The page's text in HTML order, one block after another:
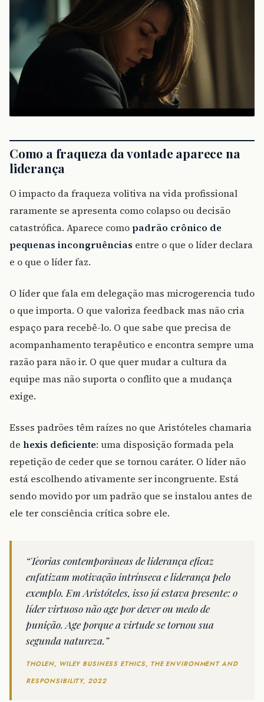
Como a fraqueza da vontade aparece na
liderança
O impacto da fraqueza volitiva na vida profissional
raramente se apresenta como colapso ou decisão
catastrófica. Aparece como padrão crônico de
pequenas incongruências entre o que o líder declara
e o que o líder faz.
O líder que fala em delegação mas microgerencia tudo
o que importa. O que valoriza feedback mas não cria
espaço para recebê-lo. O que sabe que precisa de
acompanhamento terapêutico e encontra sempre uma
razão para não ir. O que quer mudar a cultura da
equipe mas não suporta o conflito que a mudança
exige.
Esses padrões têm raízes no que Aristóteles chamaria
de hexis deficiente: uma disposição formada pela
repetição de ceder que se tornou caráter. O líder não
está escolhendo ativamente ser incongruente. Está
sendo movido por um padrão que se instalou antes de
ele ter consciência crítica sobre ele.
“Teorias contemporâneas de liderança eficaz
enfatizam motivação intrínseca e liderança pelo
exemplo. Em Aristóteles, isso já estava presente: o
líder virtuoso não age por dever ou medo de
punição. Age porque a virtude se tornou sua
segunda natureza.”
THOLEN, WILEY BUSINESS ETHICS, THE ENVIRONMENT AND
RESPONSIBILITY, 2022